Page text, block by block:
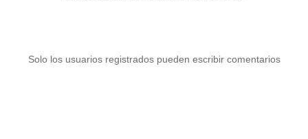
Solo los usuarios registrados pueden escribir comentarios